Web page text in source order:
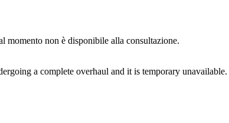
momento non è disponibile alla consultazione.
a complete overhaul and it is temporary unavailable.